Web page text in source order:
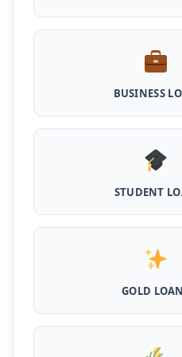
Cattle and Murrah
खरीदने के लिए मिलेंगे 40000
Udyogini Loan
Pashu Shed Loan
लिए ऐसे ले सकते है 5 लाख तक
50% सब्सिड़ी
MPocket Student
BUSINESS
STUDENT
GOLD